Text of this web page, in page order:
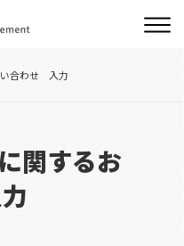
い合わせ 入力
関するお